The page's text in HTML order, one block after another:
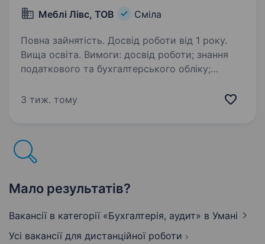
Меблі Лівс, ТОВ
Сміла
Повна зайнятість. Досвід роботи від 1 року.
Вища освіта. Вимоги: досвід роботи; знання
податкового та бухгалтерського обліку;
Клиент-Банк; 1С (8); m.e.dok. Обов’язки: банк;
3 тиж. тому
Мало результатів?
Вакансії в категорії «Бухгалтерія, аудит» в Умані
Усі вакансії для дистанційної роботи